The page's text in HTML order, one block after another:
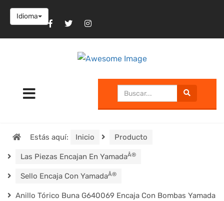
Idioma
Estás aquí: Inicio Producto
Las Piezas Encajan En YamadaÂ®
Sello Encaja Con YamadaÂ®
Anillo Tórico Buna G640069 Encaja Con Bombas Yamada